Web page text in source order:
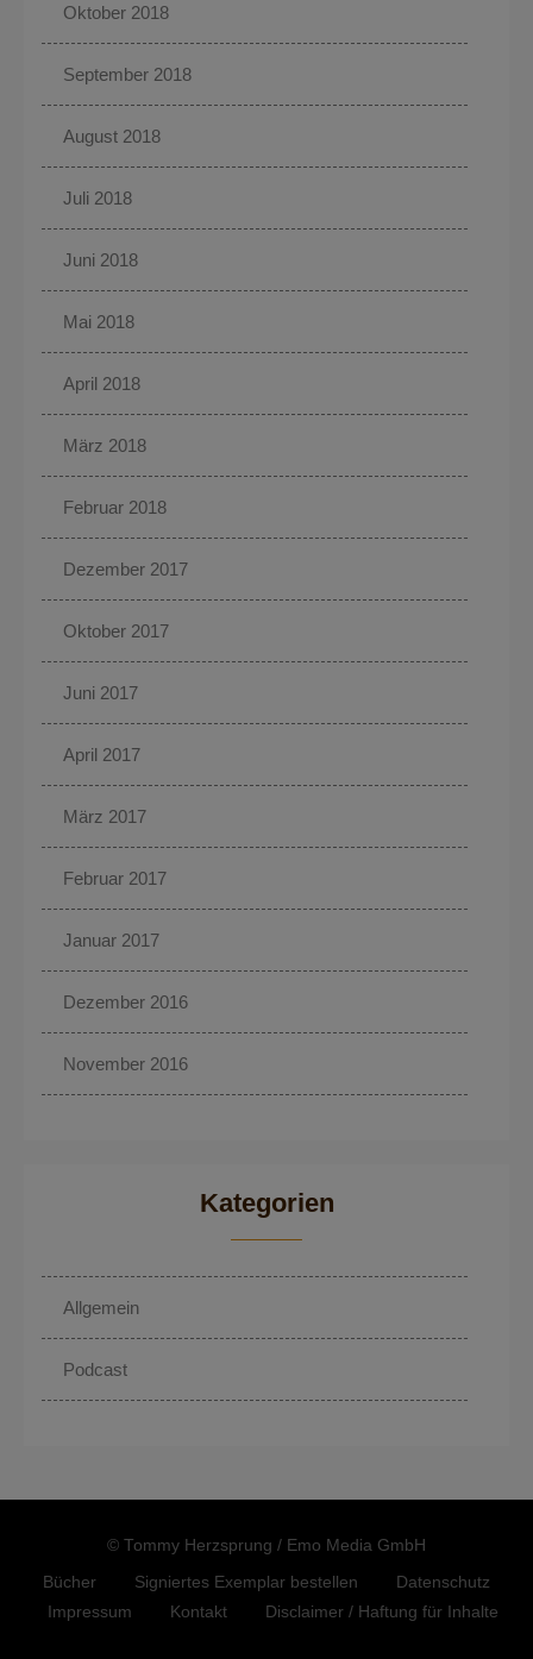
Oktober 2018
September 2018
August 2018
Juli 2018
Juni 2018
Mai 2018
April 2018
März 2018
Februar 2018
Dezember 2017
Oktober 2017
Juni 2017
April 2017
März 2017
Februar 2017
Januar 2017
Dezember 2016
November 2016
Kategorien
Allgemein
Podcast
© Tommy Herzsprung / Emo Media GmbH
Bücher Signiertes Exemplar bestellen
Datenschutz
Impressum
Kontakt Disclaimer / Haftung für Inhalte